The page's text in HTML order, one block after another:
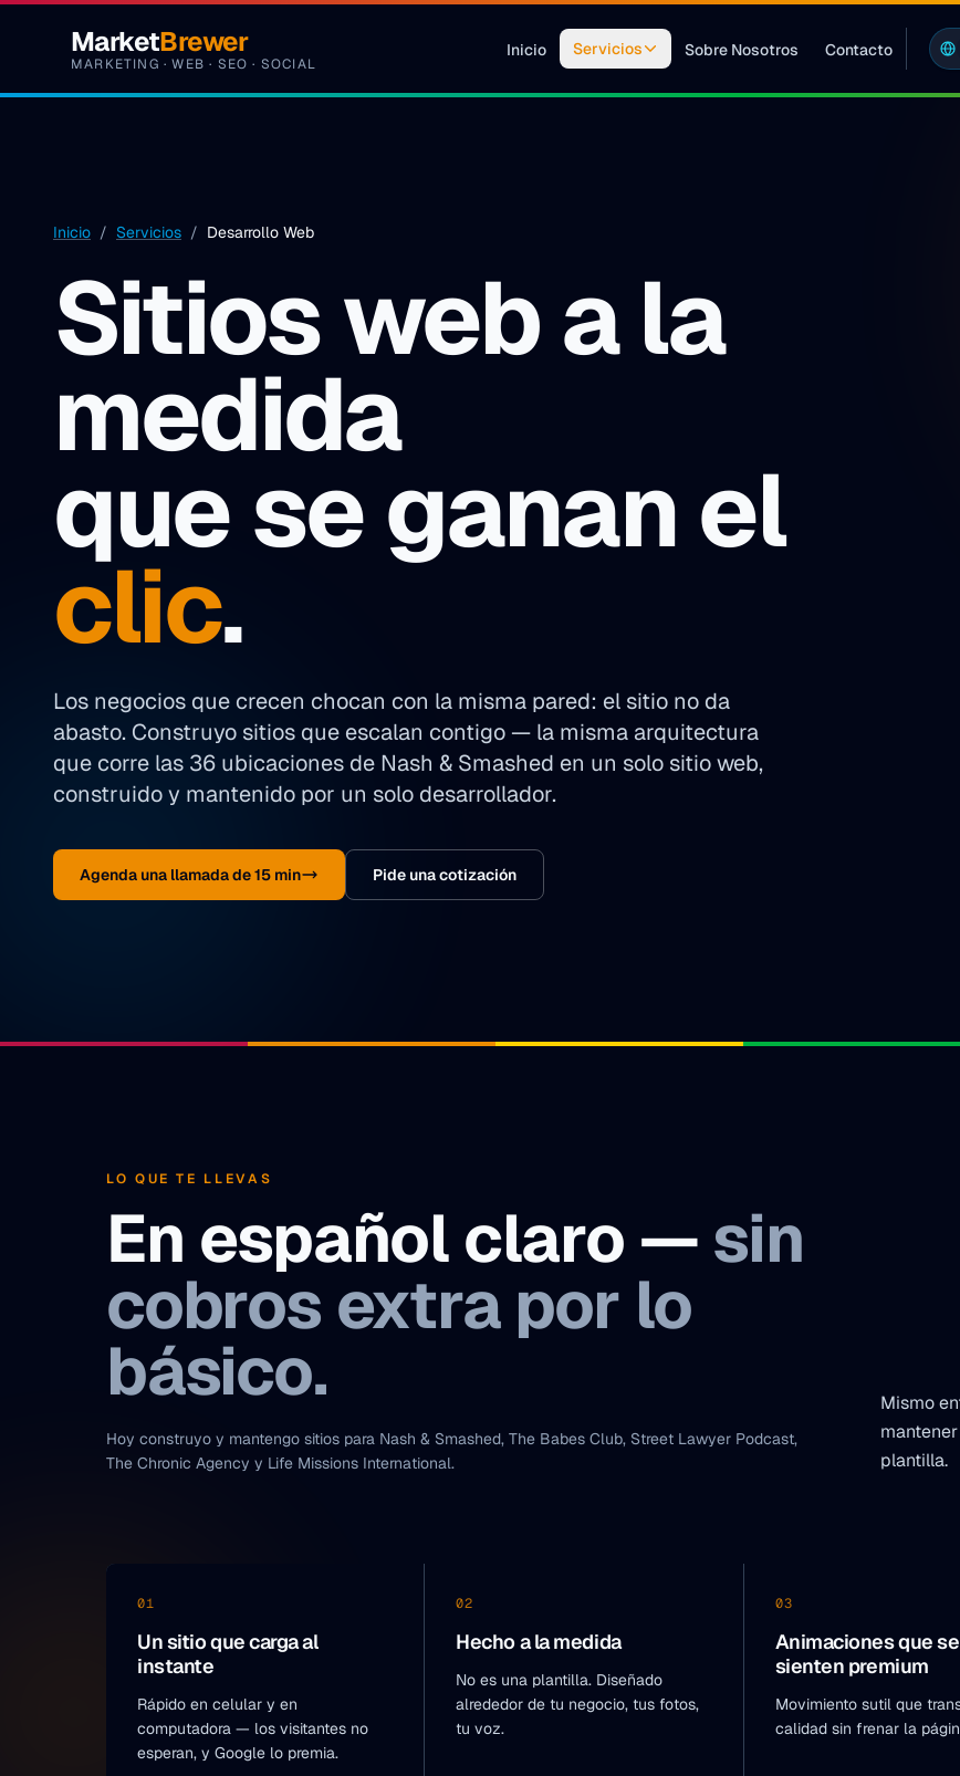
MarketBrewer
MARKETING · WEB · SEO · SOCIAL
Inicio Servicios Sobre Nosotros Contacto
Inicio / Servicios / Desarrollo Web
Sitios web a la
medida
que se ganan el
clic.
Los negocios que crecen chocan con la misma pared: el sitio no da
abasto. Construyo sitios que escalan contigo — la misma arquitectura
que corre las 36 ubicaciones de Nash & Smashed en un solo sitio web,
construido y mantenido por un solo desarrollador.
Agenda una llamada de 15 min Pide una cotización
LO QUE TE LLEVAS
En español claro —sin
cobros extra por lo
básico.
Hoy construyo y mantengo sitios para Nash & Smashed, The Babes Club, Street Lawyer Podcast,
The Chronic Agency y Life Missions International.
Mismo
plantilla.
01
Un sitio que carga al
instante
Rápido en celular y en
computadora — los visitantes no
esperan, y Google lo premia.
02
Hecho a la medida
No es una plantilla. Diseñado
alrededor de tu negocio, tus fotos,
tu voz.
03
Animaciones que se
sienten premium
Movimiento sutil que
calidad sin frenar la